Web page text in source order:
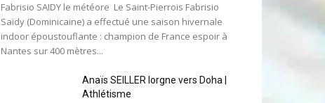
Fabrisio SAIDY le météore Le Saint-Pierrois Fabrisio
Saïdy (Dominicaine) a effectué une saison hivernale
indoor époustouflante : champion de France espoir à
Nantes sur 400 mètres...
Anaïs SEILLER lorgne vers Doha |
Athlétisme